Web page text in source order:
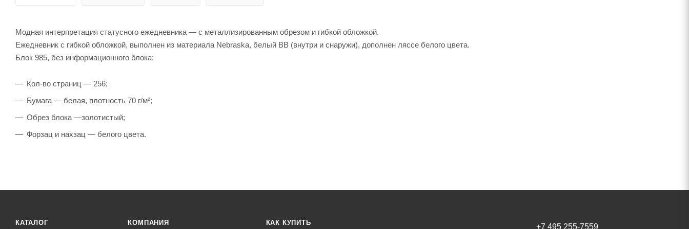
Модная интерпретация статусного ежедневника — с металлизированным обрезом и гибкой обложкой.
Ежедневник с гибкой обложкой, выполнен из материала Nebraska, белый BB (внутри и снаружи), дополнен ляссе белого цвета.
Блок 985, без информационного блока:
Кол-во страниц — 256;
Бумага — белая, плотность 70 г/м²;
Обрез блока —золотистый;
Форзац и нахзац — белого цвета.
КАТАЛОГ КОМПАНИЯ КАК КУПИТЬ +7 495 255-7559